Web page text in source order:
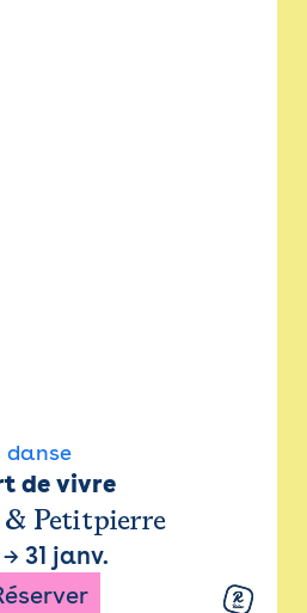
danse
de vivre
Petitpierre
→ 31 janv.